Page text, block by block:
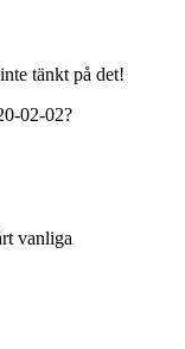
tänkt på det!
02-02?
vanliga